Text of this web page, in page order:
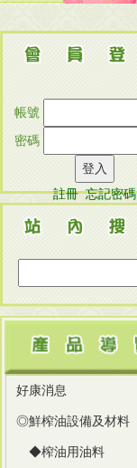
帳號
密碼
註冊 忘記密碼
好康消息
◎鮮榨油設備及材料
◆榨油用油料